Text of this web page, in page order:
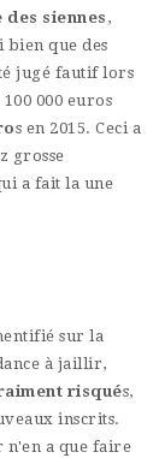
des siennes ,
bien que des
jugé fautif lors
000 euros
s en 2015. Ceci a
grosse
a fait la une
sur la
à jaillir,
risqués,
inscrits.
n'en a que faire